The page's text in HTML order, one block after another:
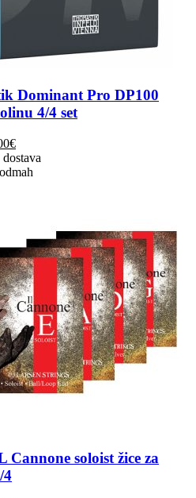
Dominant Pro DP100
4/4 set
€Trenutna
cijena
je:
Cannone soloist žice za
4